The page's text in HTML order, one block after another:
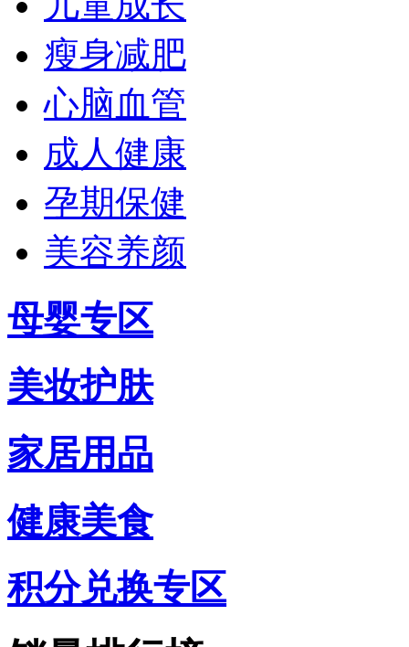
瘦身减肥
心脑血管
成人健康
孕期保健
美容养颜
母婴专区
美妆护肤
家居用品
健康美食
积分兑换专区